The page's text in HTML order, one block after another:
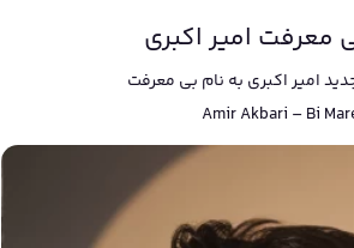
معرفت امیر اکبری
امیر اکبری به نام بی معرفت
Amir Akbari –Bi